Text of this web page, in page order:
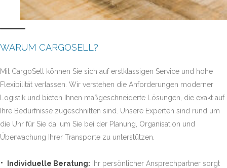
WARUM CARGOSELL?
Mit CargoSell können Sie sich auf erstklassigen Service und hohe
Flexibilität verlassen. Wir verstehen die Anforderungen moderner
Logistik und bieten Ihnen maßgeschneiderte Lösungen, die exakt auf
Ihre Bedürfnisse zugeschnitten sind. Unsere Experten sind rund um
die Uhr für Sie da, um Sie bei der Planung, Organisation und
Überwachung Ihrer Transporte zu unterstützen.
Individuelle Beratung: Ihr persönlicher Ansprechpartner sorgt